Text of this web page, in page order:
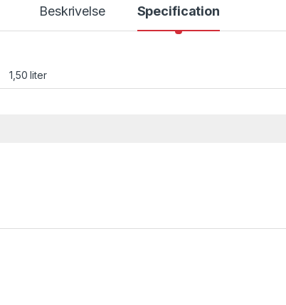
Beskrivelse Specification
1,50 liter